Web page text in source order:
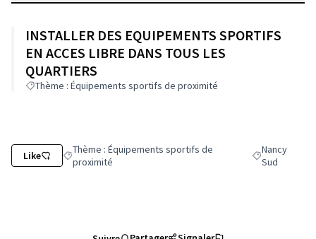
INSTALLER DES EQUIPEMENTS SPORTIFS
EN ACCES LIBRE DANS TOUS LES
QUARTIERS
Thème : Équipements sportifs de proximité
Like Filtrer les résultats de la catégorie : Thème : Équipements
Thème : Équipements sportifs de
proximité
Filtrer les
Nancy
Sud